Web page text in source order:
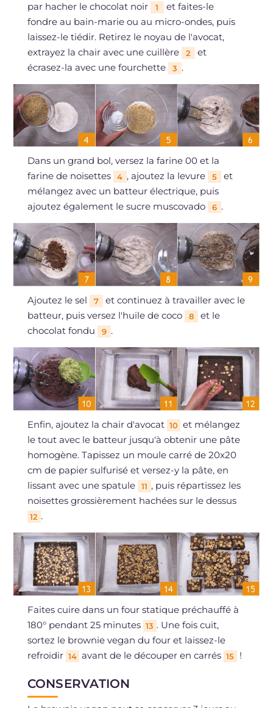
par hacher le chocolat noir 1
et faites-le
fondre au bain-marie ou au micro-ondes, puis
laissez-le tiédir. Retirez le noyau de l'avocat,
extrayez la chair avec une cuillère
2
et
écrasez-la avec une fourchette
3 .
Dans un grand bol, versez la farine 00 et la
farine de noisettes
4 , ajoutez la levure 5
et
mélangez avec un batteur électrique, puis
ajoutez également le sucre muscovado
6 .
Ajoutez le sel 7
et continuez à travailler avec le
batteur, puis versez l'huile de coco
8
et le
chocolat fondu
9 .
Enfin, ajoutez la chair d'avocat 10 et mélangez
le tout avec le batteur jusqu'à obtenir une pâte
homogène. Tapissez un moule carré de 20x20
cm de papier sulfurisé et versez-y la pâte, en
lissant avec une spatule
11 , puis répartissez les
noisettes grossièrement hachées sur le dessus
12 .
Faites cuire dans un four statique préchauffé à
180° pendant 25 minutes 13 . Une fois cuit,
sortez le brownie vegan du four et laissez-le
refroidir 14 avant de le découper en carrés 15 !
CONSERVATION